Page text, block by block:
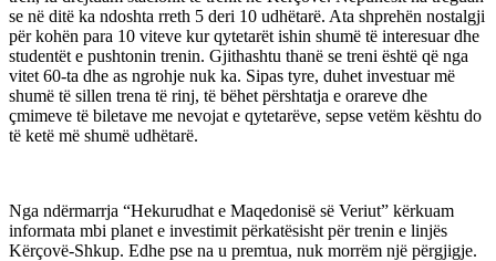
se në ditë ka ndoshta rreth 5 deri 10 udhëtarë. Ata shprehën nostalgji
për kohën para 10 viteve kur qytetarët ishin shumë të interesuar dhe
studentët e pushtonin trenin. Gjithashtu thanë se treni është që nga
vitet 60-ta dhe as ngrohje nuk ka. Sipas tyre, duhet investuar më
shumë të sillen trena të rinj, të bëhet përshtatja e orareve dhe
çmimeve të biletave me nevojat e qytetarëve, sepse vetëm kështu do
të ketë më shumë udhëtarë.
Nga ndërmarrja “Hekurudhat e Maqedonisë së Veriut” kërkuam
informata mbi planet e investimit përkatësisht për trenin e linjës
Kërçovë-Shkup. Edhe pse na u premtua, nuk morrëm një përgjigje.